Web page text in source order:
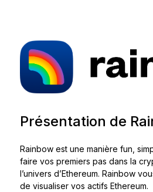
Solutions de récupération
Éditions limitées
Voir tout
Présentation de
Rainbow est une manière fun,
faire vos premiers pas dans la
l’univers d’Ethereum. Rainbow
de visualiser vos actifs Ethereum.